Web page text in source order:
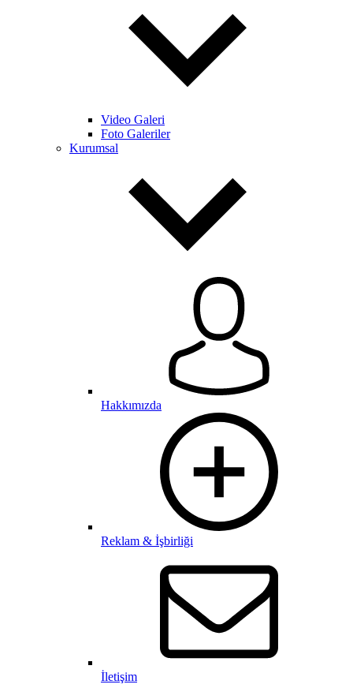
Video Galeri
Foto Galeriler
Kurumsal
Hakkımızda
Reklam & İşbirliği
İletişim